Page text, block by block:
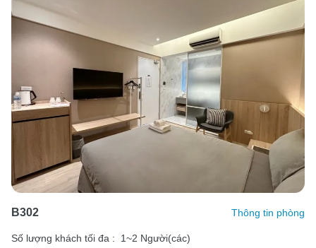
B302 Thông tin phòng
Số lượng khách tối đa : 1~2 Người(các)